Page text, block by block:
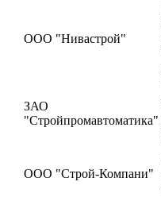
ООО "Нивастрой"
ЗАО
"Стройпромавтоматика"
ООО "Строй-Компани"